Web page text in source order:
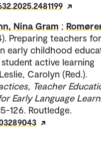
Nina Gram ;
Preparing teachers for
early childhood
active learning
Carolyn (Red.).
Teacher
Early Language
126. Routledge.